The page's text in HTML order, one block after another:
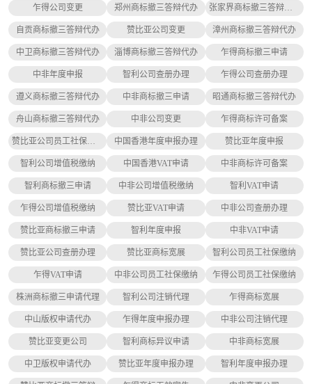
乍得公司变更 郑州商标撤三答辩代办 张家界商标撤三答辩代办
自贡商标撤三答辩代办 赞比亚公司变更 漳州商标撤三答辩代办
中卫商标撤三答辩代办 淄博商标撤三答辩代办 乍得商标撤三申请
中非年度申报 智利公司查册办理 乍得公司查册办理
遵义商标撤三答辩代办 中非商标撤三申请 昭通商标撤三答辩代办
舟山商标撤三答辩代办 中非公司变更 乍得商标许可备案
赞比亚公司员工社保缴纳 中国香港年度申报办理 赞比亚年度申报
智利公司增值税缴纳 中国香港VAT申请 中非商标许可备案
智利商标撤三申请 中非公司增值税缴纳 智利VAT申请
乍得公司增值税缴纳 赞比亚VAT申请 中非公司查册办理
赞比亚商标撤三申请 智利年度申报 中非VAT申请
赞比亚公司查册办理 赞比亚商标宽展 智利公司员工社保缴纳
乍得VAT申请 中非公司员工社保缴纳 乍得公司员工社保缴纳
株洲商标撤三申请代理 智利公司注销代理 乍得商标宽展
中山版权申请代办 乍得年度申报办理 中非公司注销代理
赞比亚变更公司 智利商标异议申请 中非商标宽展
中卫版权申请代办 赞比亚年度申报办理 智利年度申报办理